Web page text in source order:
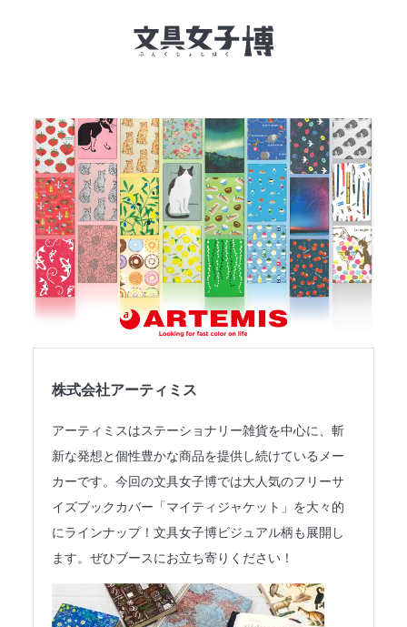
文具女子博とは
イベント一覧
NEWS
文具女子アワード
アイデアコンペ
レポート
法人のみなさまへ
SHARE ME!
株式会社アーティミス
アーティミスはステーショナリー雑貨を中心に、斬
新な発想と個性豊かな商品を提供し続けているメー
カーです。今回の文具女子博では大人気のフリーサ
イズブックカバー「マイティジャケット」を大々的
にラインナップ！文具女子博ビジュアル柄も展開し
ます。ぜひブースにお立ち寄りください！